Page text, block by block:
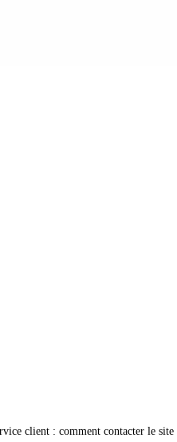
client : comment contacter le